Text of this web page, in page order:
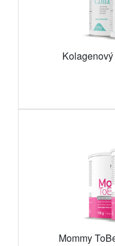
Mommy